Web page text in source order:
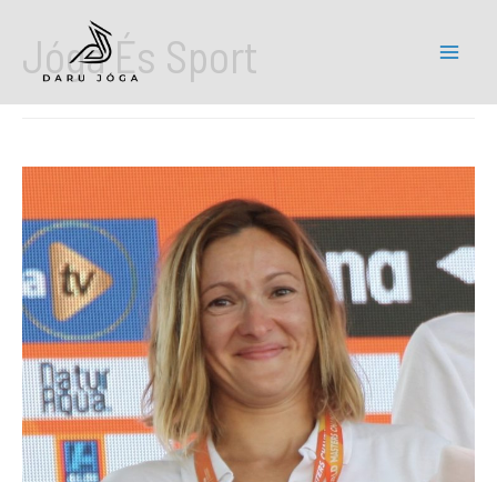
Jóga És Sport